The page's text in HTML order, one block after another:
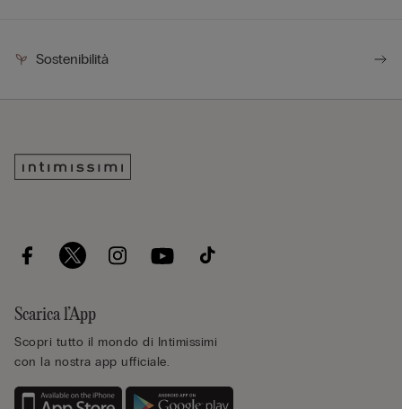
Sostenibilità
Scarica l’App
Scopri tutto il mondo di Intimissimi
con la nostra app ufficiale.